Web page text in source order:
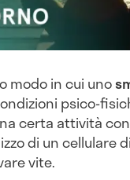
modo in cui uno
psico-
certa attività
di un cellulare
vite.